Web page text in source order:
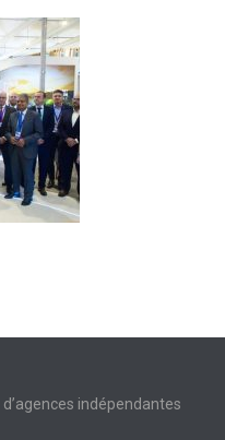
indépendantes